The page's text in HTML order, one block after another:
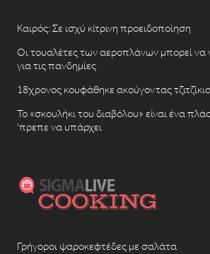
Καιρός: Σε ισχύ κίτρινη προειδοποίηση
Οι τουαλέτες των αεροπλάνων μπορεί να
για τις πανδημίες
18χρονος κουφάθηκε ακούγοντας
Το «σκουλήκι του διαβόλου» είναι ένα
‘πρεπε να υπάρχει
Γρήγοροι ψαροκεφτέδες με σαλάτα